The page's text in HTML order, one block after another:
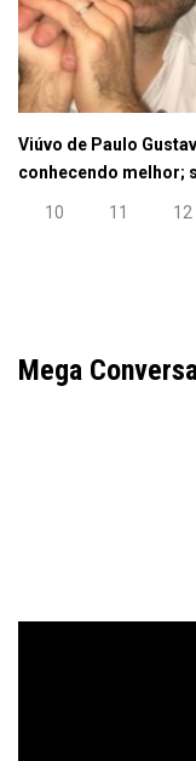
Viúvo de Paulo
conhecendo melhor;
10 11 12
Mega